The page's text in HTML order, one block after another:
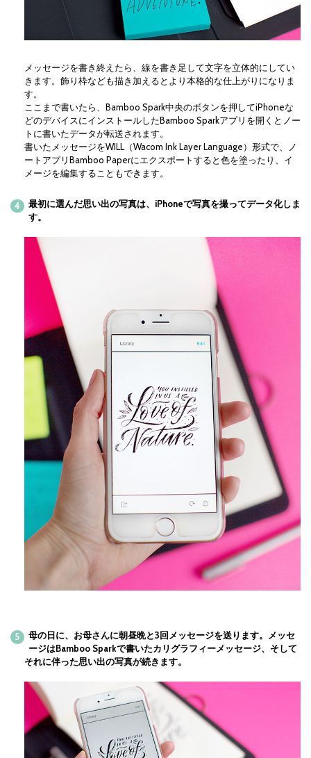
メッセージを書き終えたら、線を書き足して文字を立体的にしてい
きます。飾り枠なども描き加えるとより本格的な仕上がりになりま
す。
ここまで書いたら、Bamboo Spark中央のボタンを押してiPhoneな
どのデバイスにインストールしたBamboo Sparkアプリを開くとノー
トに書いたデータが転送されます。
書いたメッセージをWILL（Wacom Ink Layer Language）形式で、ノ
ートアプリBamboo Paperにエクスポートすると色を塗ったり、イ
メージを編集することもできます。
最初に選んだ思い出の写真は、iPhoneで写真を撮ってデータ化しま
す。
母の日に、お母さんに朝昼晩と3回メッセージを送ります。メッセ
ージはBamboo Sparkで書いたカリグラフィーメッセージ、そして
それに伴った思い出の写真が続きます。